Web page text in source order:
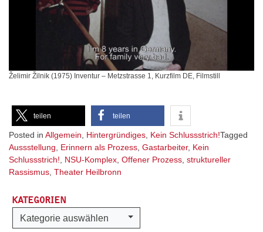
Želimir Žilnik (1975) Inventur – Metzstrasse 1, Kurzfilm DE, Filmstill
teilen teilen
Posted in Allgemein Hintergründiges Kein Schlussstrich!Tagged
Aussstellung
Erinnern als Prozess Gastarbeiter, Kein
Schlussstrich!
NSU-Komplex Offener Prozess struktureller
Rassismus Theater Heilbronn
KATEGORIEN
Kategorien
Kategorie auswählen